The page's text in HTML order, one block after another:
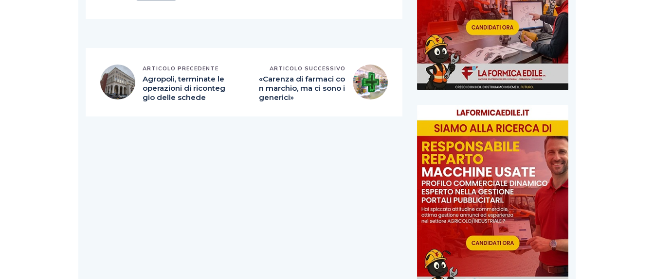
ARTICOLO PRECEDENTE
Agropoli, terminate le
operazioni di riconteg
gio delle schede
ARTICOLO SUCCESSIVO
«Carenza di farmaci co
n marchio, ma ci sono i
generici»